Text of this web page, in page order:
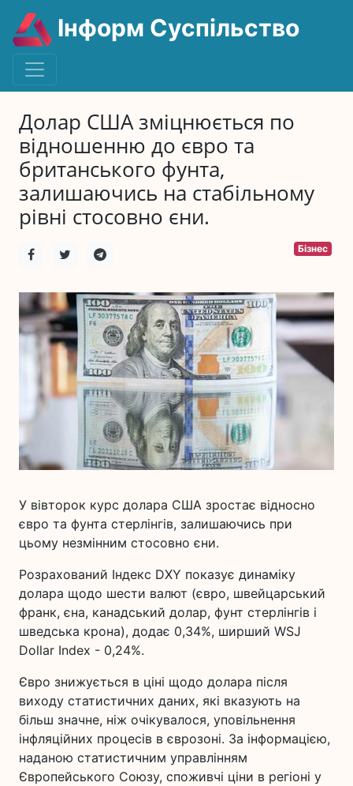
Інформ Суспільство
Долар США зміцнюється по
відношенню до євро та
британського фунта,
залишаючись на стабільному
рівні стосовно єни.
Бізнес
У вівторок курс долара США зростає відносно
євро та фунта стерлінгів, залишаючись при
цьому незмінним стосовно єни.
Розрахований Індекс DXY показує динаміку
долара щодо шести валют (євро, швейцарський
франк, єна, канадський долар, фунт стерлінгів і
шведська крона), додає 0,34%, ширший WSJ
Dollar Index - 0,24%.
Євро знижується в ціні щодо долара після
виходу статистичних даних, які вказують на
більш значне, ніж очікувалося, уповільнення
інфляційних процесів в єврозоні. За інформацією,
наданою статистичним управлінням
Європейського Союзу, споживчі ціни в регіоні у